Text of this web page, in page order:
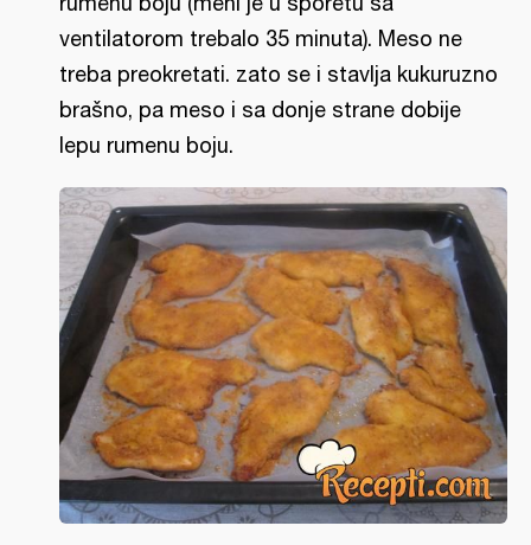
ventilatorom trebalo 35 minuta). Meso ne
treba preokretati. zato se i stavlja kukuruzno
brašno, pa meso i sa donje strane dobije
lepu rumenu boju.